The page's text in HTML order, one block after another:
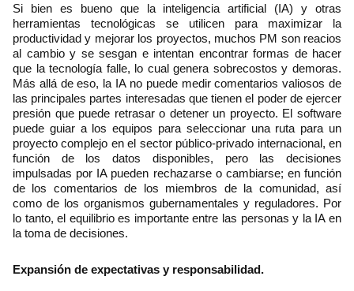
Si bien es bueno que la inteligencia artificial (IA) y otras
herramientas tecnológicas se utilicen para maximizar la
productividad y mejorar los proyectos, muchos PM son reacios
al cambio y se sesgan e intentan encontrar formas de hacer
que la tecnología falle, lo cual genera sobrecostos y demoras.
Más allá de eso, la IA no puede medir comentarios valiosos de
las principales partes interesadas que tienen el poder de ejercer
presión que puede retrasar o detener un proyecto. El software
puede guiar a los equipos para seleccionar una ruta para un
proyecto complejo en el sector público-privado internacional, en
función de los datos disponibles, pero las decisiones
impulsadas por IA pueden rechazarse o cambiarse; en función
de los comentarios de los miembros de la comunidad, así
como de los organismos gubernamentales y reguladores. Por
lo tanto, el equilibrio es importante entre las personas y la IA en
la toma de decisiones.
Expansión de expectativas y responsabilidad.